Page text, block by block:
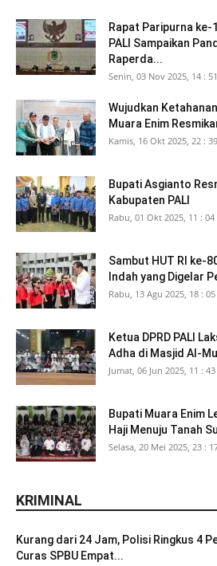
Rapat Paripurna ke-
PALI Sampaikan
Raperda...
Senin, 03 Nov 2025, 14 : 51
Wujudkan
Muara Enim
Kamis, 16 Okt 2025, 22 : 39
Bupati Asgianto
Kabupaten PALI
Rabu, 01 Okt 2025, 11 : 04
Sambut HUT RI ke-
Indah yang Digelar
Rabu, 13 Agu 2025, 18 : 05
Ketua DPRD PALI
Adha di Masjid Al-
Jumat, 06 Jun 2025, 11 : 43
Bupati Muara Enim
Haji Menuju Tanah
Selasa, 20 Mei 2025, 23 :
KRIMINAL
Kurang dari 24 Jam, Polisi Ringkus 4
Curas SPBU Empat...